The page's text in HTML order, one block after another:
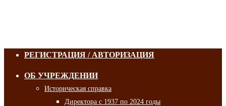
РЕГИСТРАЦИЯ / АВТОРИЗАЦИЯ
ОБ УЧРЕЖДЕНИИ
Историческая справка
Директора с 1937 по 2024 годы